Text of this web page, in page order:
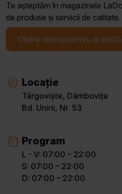
Te așteptăm în magazinele
de produse și servicii de calitate.
Obține direcții pentru
Locație
Târgoviște, Dâmbovița
Bd. Unirii, Nr. 53
Program
L - V: 07:00 – 22:00
S: 07:00 – 22:00
D: 07:00 – 22:00